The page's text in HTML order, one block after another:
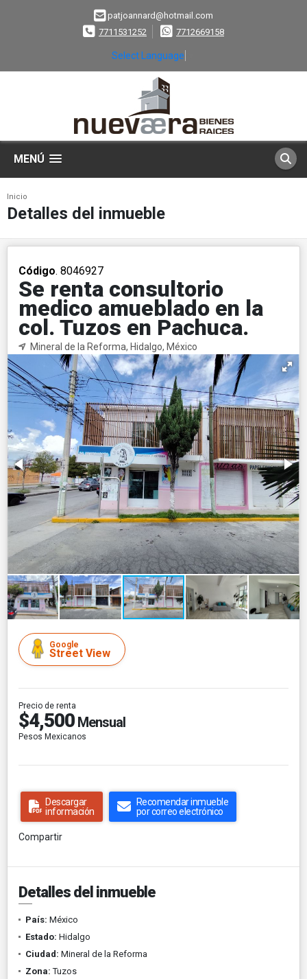
patjoannard@hotmail.com
7711531252
7712669158
Select Language
MENÚ
Inicio
Detalles del inmueble
Código. 8046927
Se renta consultorio
medico amueblado en la
col. Tuzos en Pachuca.
Mineral de la Reforma, Hidalgo, México
Google
Street View
Precio de renta
$4,500 Mensual
Pesos Mexicanos
Descargar
información
Recomendar inmueble
por correo electrónico
Compartir
Detalles del inmueble
País: México
Estado: Hidalgo
Ciudad: Mineral de la Reforma
Zona: Tuzos